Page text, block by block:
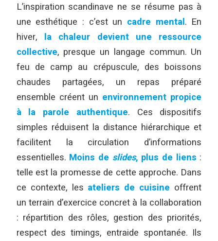
L’inspiration scandinave ne se résume pas à
une esthétique : c’est un cadre mental. En
hiver, la chaleur devient une ressource
collective, presque un langage commun. Un
feu de camp au crépuscule, des boissons
chaudes partagées, un repas préparé
ensemble créent un environnement propice
à la parole authentique. Ces dispositifs
simples réduisent la distance hiérarchique et
facilitent la circulation d’informations
essentielles. Moins de slides, plus de liens :
telle est la promesse de cette approche. Dans
ce contexte, les ateliers de cuisine offrent
un terrain d’exercice concret à la collaboration
: répartition des rôles, gestion des priorités,
respect des timings, entraide spontanée. Ils